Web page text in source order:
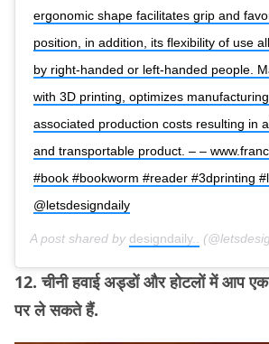
ergonomic shape facilitates grip and
position, in addition, its flexibility of use
by right-handed or left-handed people.
with 3D printing, optimizes
associated production costs resulting in
and transportable product. – –
#book #bookworm #reader #3dprinting
@letsdesigndaily
A post shared by designdaily..
12. चीनी हवाई अड्डों और होटलों में आप एक
पर ले सकते हैं.